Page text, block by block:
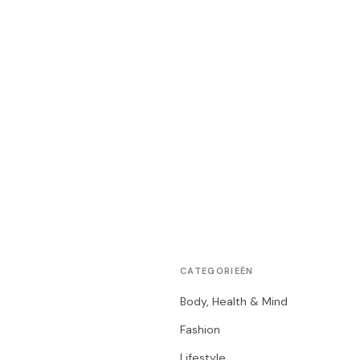
CATEGORIEËN
Body, Health & Mind
Fashion